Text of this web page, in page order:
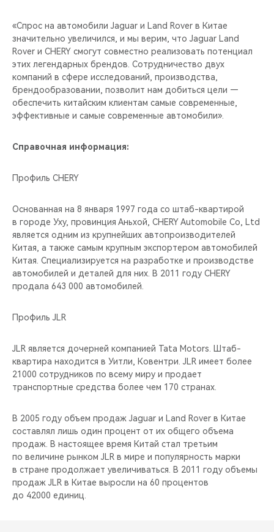
ВИДЕООБЗОРЫ
CHERY ДЛЯ ДЕТЕЙ
«Спрос на автомобили Jaguar и Land Rover в Китае
значительно увеличился, и мы верим, что Jaguar Land
Rover и CHERY смогут совместно реализовать потенциал
этих легендарных брендов. Сотрудничество двух
компаний в сфере исследований, производства,
брендообразовании, позволит нам добиться цели —
обеспечить китайским клиентам самые современные,
эффективные и самые современные автомобили».
Справочная информация:
Профиль CHERY
Основанная на 8 января 1997 года со штаб-квартирой
в городе Уху, провинция Аньхой, CHERY Automobile Co, Ltd
является одним из крупнейших автопроизводителей
Китая, а также самым крупным экспортером автомобилей
Китая. Специализируется на разработке и производстве
автомобилей и деталей для них. В 2011 году CHERY
продала 643 000 автомобилей.
Профиль JLR
JLR является дочерней компанией Tata Motors. Штаб-
квартира находится в Уитли, Ковентри. JLR имеет более
21000 сотрудников по всему миру и продает
транспортные средства более чем 170 странах.
В 2005 году объем продаж Jaguar и Land Rover в Китае
составлял лишь один процент от их общего объема
продаж. В настоящее время Китай стал третьим
по величине рынком JLR в мире и популярность марки
в стране продолжает увеличиваться. В 2011 году объемы
продаж JLR в Китае выросли на 60 процентов
до 42000 единиц.